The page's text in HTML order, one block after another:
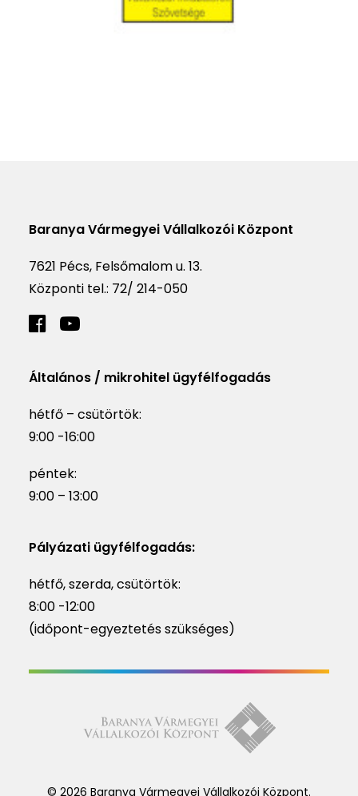
Baranya Vármegyei Vállalkozói Központ
7621 Pécs, Felsőmalom u. 13.
Központi tel.: 72/ 214-050
Általános / mikrohitel ügyfélfogadás
hétfő – csütörtök:
9:00 -16:00
péntek:
9:00 – 13:00
Pályázati ügyfélfogadás:
hétfő, szerda, csütörtök:
8:00 -12:00
(időpont-egyeztetés szükséges)
© 2026 Baranya Vármegyei Vállalkozói Központ.